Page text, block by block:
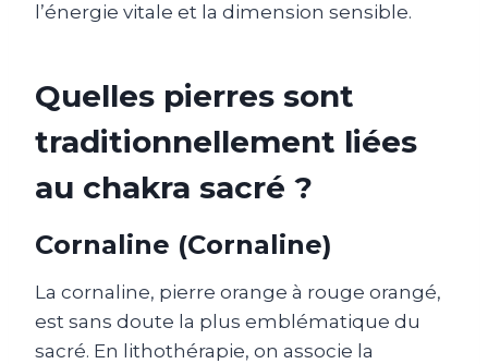
l’énergie vitale et la dimension sensible.
Quelles pierres sont
traditionnellement liées
au chakra sacré ?
Cornaline (Cornaline)
La cornaline, pierre orange à rouge orangé,
est sans doute la plus emblématique du
sacré. En lithothérapie, on associe la